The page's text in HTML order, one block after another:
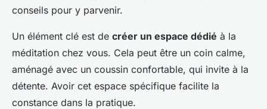
conseils pour y parvenir.
Un élément clé est de créer un espace dédié à la
méditation chez vous. Cela peut être un coin calme,
aménagé avec un coussin confortable, qui invite à la
détente. Avoir cet espace spécifique facilite la
constance dans la pratique.